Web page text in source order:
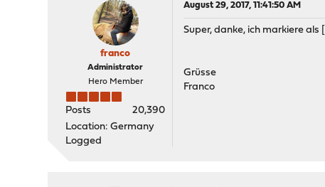
franco
Administrator
Hero Member
Posts
20,390
Location: Germany
Logged
August 29, 2017, 11:41:50 AM
Super, danke, ich markiere
Grüsse
Franco